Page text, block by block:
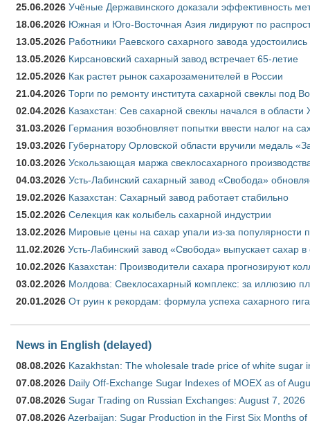
25.06.2026 Учёные Державинского доказали эффективность
18.06.2026 Южная и Юго-Восточная Азия лидируют по
13.05.2026 Работники Раевского сахарного завода удостоились
13.05.2026 Кирсановский сахарный завод встречает 65-летие
12.05.2026 Как растет рынок сахарозаменителей в России
21.04.2026 Торги по ремонту института сахарной свеклы под
02.04.2026 Казахстан: Сев сахарной свеклы начался в области
31.03.2026 Германия возобновляет попытки ввести налог на
19.03.2026 Губернатору Орловской области вручили медаль
10.03.2026 Ускользающая маржа свеклосахарного
04.03.2026 Усть-Лабинский сахарный завод «Свобода»
19.02.2026 Казахстан: Сахарный завод работает стабильно
15.02.2026 Селекция как колыбель сахарной индустрии
13.02.2026 Мировые цены на сахар упали из-за популярности
11.02.2026 Усть-Лабинский завод «Свобода» выпускает сахар в
10.02.2026 Казахстан: Производители сахара прогнозируют
03.02.2026 Молдова: Свеклосахарный комплекс: за иллюзию
20.01.2026 От руин к рекордам: формула успеха сахарного
News in English (delayed)
08.08.2026 Kazakhstan: The wholesale trade price of white sugar
07.08.2026 Daily Off-Exchange Sugar Indexes of MOEX as of
07.08.2026 Sugar Trading on Russian Exchanges: August 7, 2026
07.08.2026Azerbaijan: Sugar Production in the First Six Months of